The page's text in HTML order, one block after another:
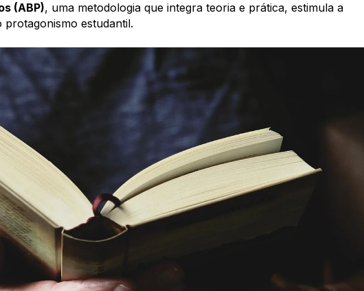
(ABP), uma metodologia que integra teoria e prática, estimula a
estudantil.